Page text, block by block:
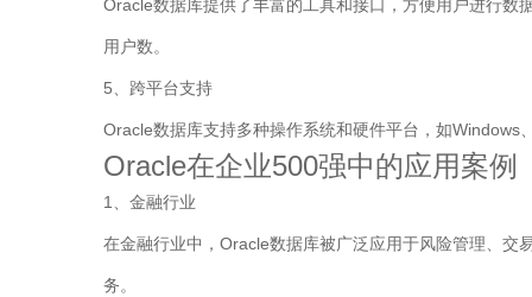
Oracle数据库提供了丰富的工具和接口，方便用户进行数
用户数。
5、跨平台支持
Oracle数据库支持多种操作系统和硬件平台，如
Oracle在企业500强中的应用案例
1、金融行业
在金融行业中，Oracle数据库被广泛应用于风险管理、交
务。